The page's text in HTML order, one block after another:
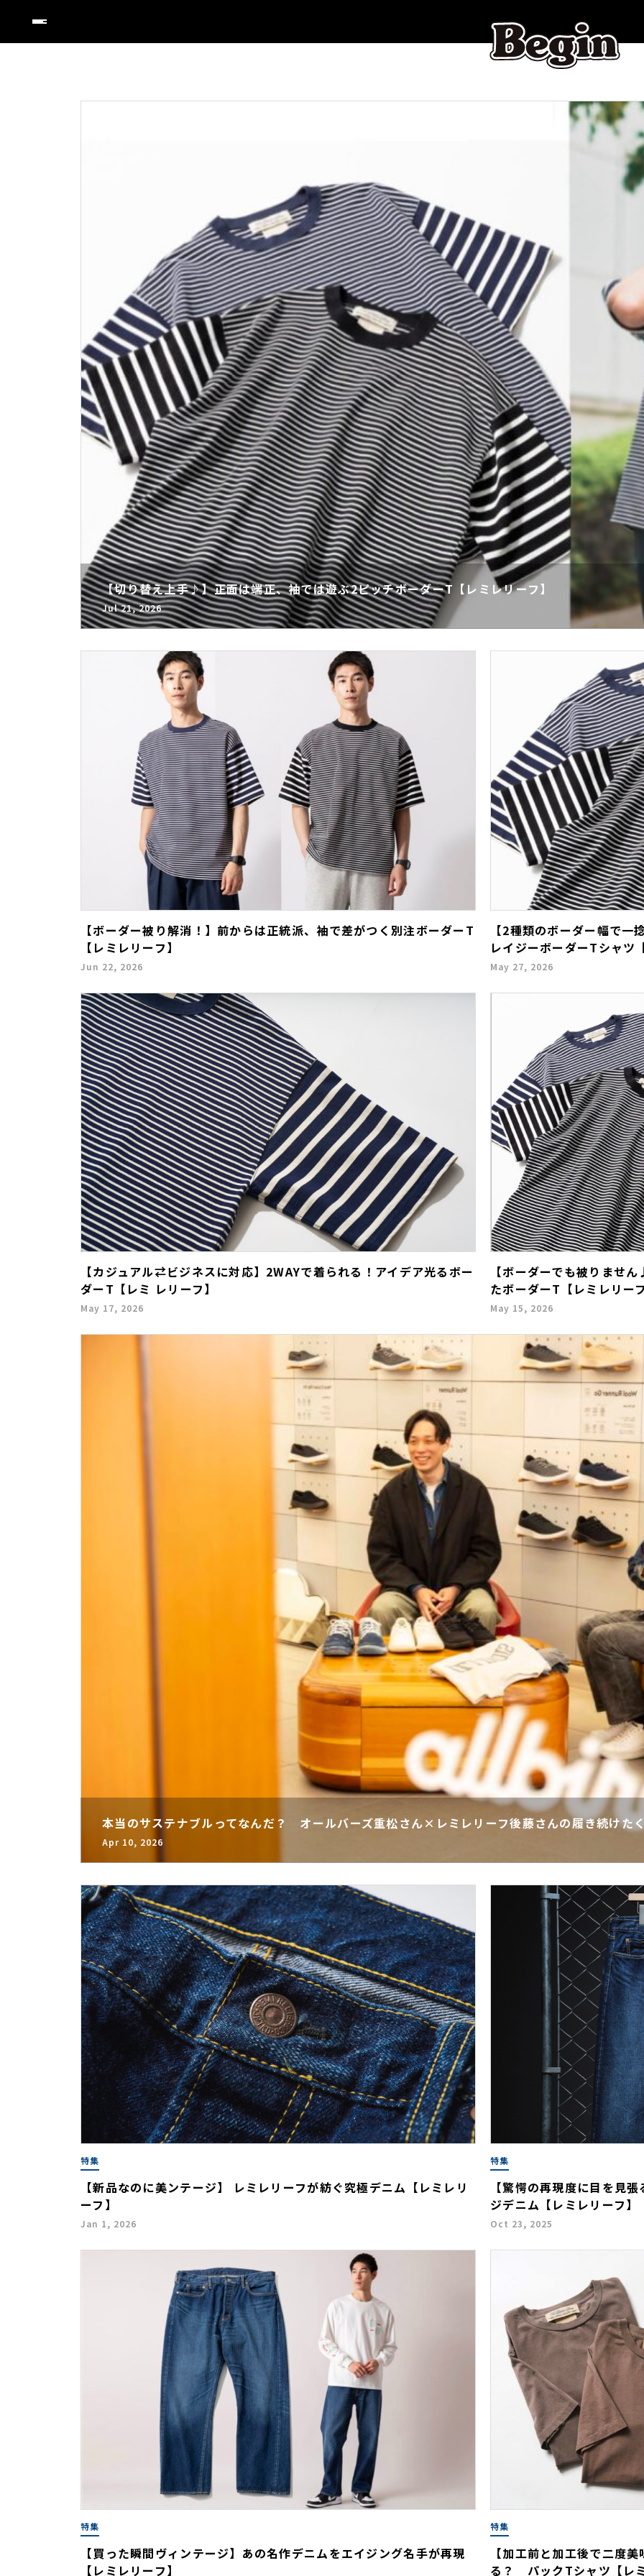
【切り替え上手♪】正面は端正、袖では遊ぶ2ピッチボーダーT【レミレリーフ】
Jul 21, 2026
【ボーダー被り解消！】前からは正統派、袖で差がつく別注ボーダーT
【レミレリーフ】
Jun 22, 2026
【2種類のボーダー幅で
レイジーボーダーTシャツ
May 27, 2026
【カジュアル⇄ビジネスに対応】2WAYで着られる！アイデア光るボー
ダーT【レミ レリーフ】
May 17, 2026
【ボーダーでも被りませ
たボーダーT【レミレリー
May 15, 2026
本当のサステナブルってなんだ？ オールバーズ重松さん×レミレリーフ後藤さんの履き続けた
Apr 10, 2026
特集
【新品なのに美ンテージ】 レミレリーフが紡ぐ究極デニム【レミレリ
ーフ】
Jan 1, 2026
特集
【驚愕の再現度に目を見
ジデニム【レミレリーフ】
Oct 23, 2025
特集
【買った瞬間ヴィンテージ】あの名作デニムをエイジング名手が再現
【レミレリーフ】
特集
【加工前と加工後で二度
る？ パックTシャツ【レ